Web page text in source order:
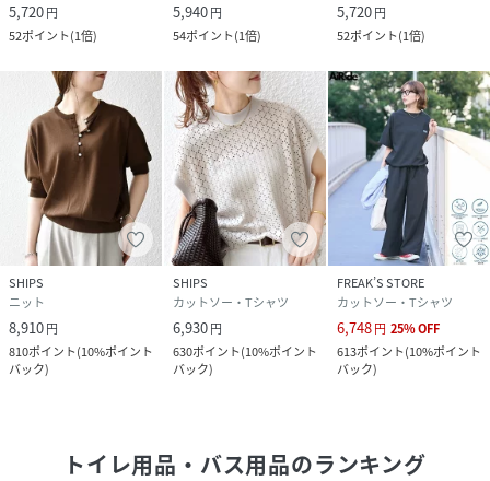
5,720円
52ポイント(1倍)
5,940円
54ポイント(1倍)
5,720円
52ポイント(1倍)
SHIPS
ニット
8,910円
810ポイント(10%ポイント
バック)
SHIPS
カットソー・Tシャツ
6,930円
630ポイント(10%ポイント
バック)
FREAK’S STORE
カットソー・Tシャツ
6,748円 25%OFF
613ポイント(10%ポイント
バック)
トイレ用品・バス用品のランキング